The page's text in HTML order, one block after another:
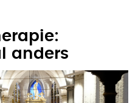
anders